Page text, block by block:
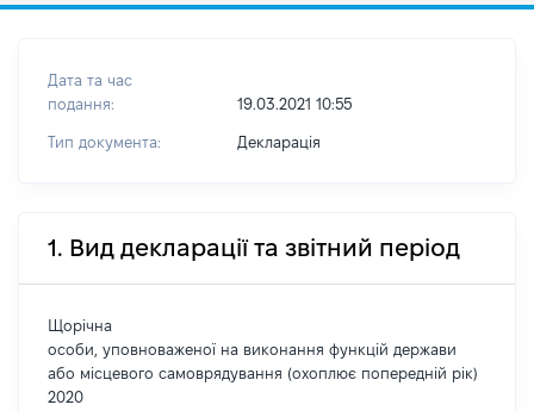
Дата та час
подання:
19.03.2021 10:55
Тип документа: Декларація
1. Вид декларації та звітний період
Щорічна
особи, уповноваженої на виконання функцій держави
або місцевого самоврядування (охоплює попередній рік)
2020